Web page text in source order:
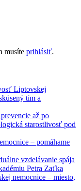
musíte prihlásiť.
Liptovskej
tím a
až po
starostlivosť pod
– pomáhame
vzdelávanie spája
Petra Zaťka
nemocnice – miesto,